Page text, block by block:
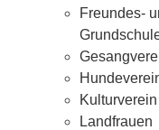
Freundes-
Kulturverein
Landfrauen